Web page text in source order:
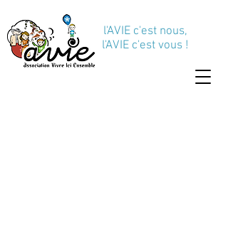
l'AVIE c'est nous,
l'AVIE c'est vous !